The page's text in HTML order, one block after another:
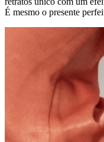
É mesmo o presente